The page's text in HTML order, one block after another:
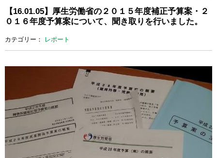
【16.01.05】厚生労働省の２０１５年度補正予算案・２
０１６年度予算案について、聞き取りを行いました。
カテゴリー： レポート